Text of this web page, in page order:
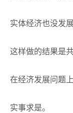
实体经济也没发展
这样做的结果是共
在经济发展问题
实事求是。